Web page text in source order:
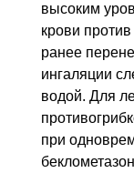
высоким
крови против
ранее
ингаляции
водой. Для
при